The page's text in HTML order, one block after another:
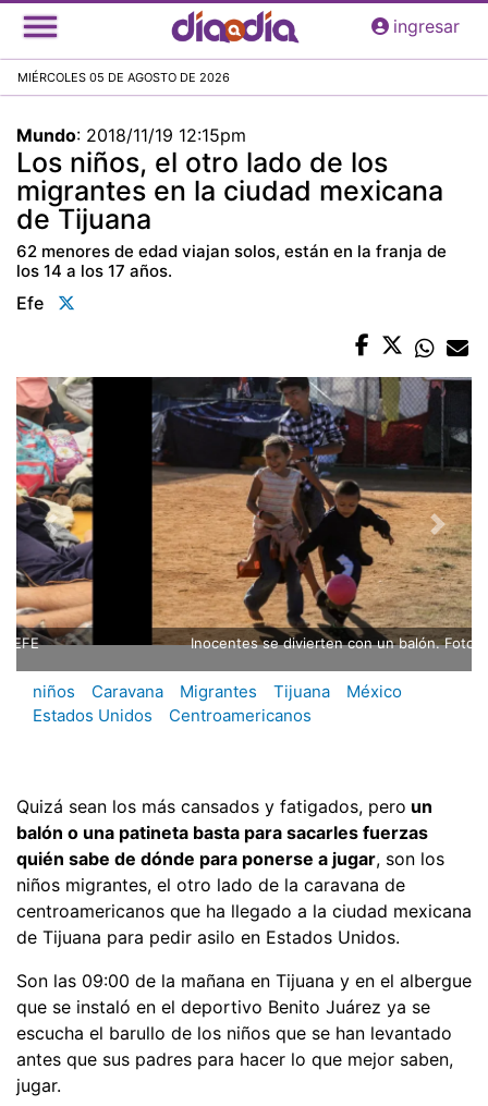
Pasar
al
principal
ingresar
MIÉRCOLES 05 DE AGOSTO DE 2026
Mundo: 2018/11/19 12:15pm
Los niños, el otro lado de los
migrantes en la ciudad mexicana
de Tijuana
62 menores de edad viajan solos, están en la franja de
los 14 a los 17 años.
Efe
Inocentes se divierten con un balón. Foto: EFE
niños Caravana Migrantes Tijuana
México
Estados Unidos
Centroamericanos
Quizá sean los más cansados y fatigados, pero un
balón o una patineta basta para sacarles fuerzas
quién sabe de dónde para ponerse a jugar, son los
niños migrantes, el otro lado de la caravana de
centroamericanos que ha llegado a la ciudad mexicana
de Tijuana para pedir asilo en Estados Unidos.
Son las 09:00 de la mañana en Tijuana y en el albergue
que se instaló en el deportivo Benito Juárez ya se
escucha el barullo de los niños que se han levantado
antes que sus padres para hacer lo que mejor saben,
jugar.